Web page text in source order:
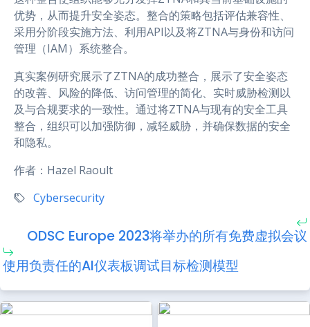
优势，从而提升安全姿态。整合的策略包括评估兼容性、
采用分阶段实施方法、利用API以及将ZTNA与身份和访问
管理（IAM）系统整合。
真实案例研究展示了ZTNA的成功整合，展示了安全姿态
的改善、风险的降低、访问管理的简化、实时威胁检测以
及与合规要求的一致性。通过将ZTNA与现有的安全工具
整合，组织可以加强防御，减轻威胁，并确保数据的安全
和隐私。
作者：Hazel Raoult
Cybersecurity
ODSC Europe 2023将举办的所有免费虚拟会议
使用负责任的AI仪表板调试目标检测模型